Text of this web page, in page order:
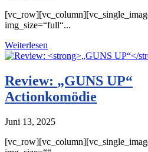
img_size=“full“...
Weiterlesen
Review: „GUNS UP“
Actionkomödie
Juni 13, 2025